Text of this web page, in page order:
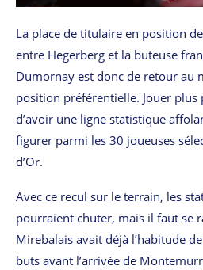
La place de titulaire en position
entre Hegerberg et la buteuse
Dumornay est donc de retour au
position préférentielle. Jouer
d’avoir une ligne statistique
figurer parmi les 30 joueuses
d’Or.
Avec ce recul sur le terrain, les
pourraient chuter, mais il faut se
Mirebalais avait déjà l’habitude
buts avant l’arrivée de